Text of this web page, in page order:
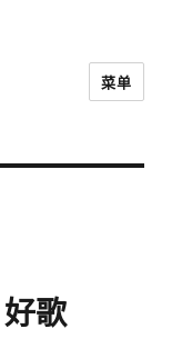
菜单
歌